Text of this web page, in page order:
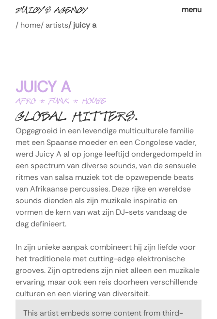
menu
/ home/artists/ juicy a
JUICY A
AFRO * FUNK * HOUSE
GLOBAL HITTERS.
Opgegroeid in een levendige multiculturele familie
met een Spaanse moeder en een Congolese vader,
werd Juicy A al op jonge leeftijd ondergedompeld in
een spectrum van diverse sounds, van de sensuele
ritmes van salsa muziek tot de opzwepende beats
van Afrikaanse percussies. Deze rijke en wereldse
sounds dienden als zijn muzikale inspiratie en
vormen de kern van wat zijn DJ-sets vandaag de
dag definieert.
In zijn unieke aanpak combineert hij zijn liefde voor
het traditionele met cutting-edge elektronische
grooves. Zijn optredens zijn niet alleen een muzikale
ervaring, maar ook een reis doorheen verschillende
This artist embeds some content from third-